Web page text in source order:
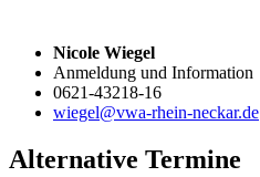
Nicole Wiegel
Anmeldung und Information
0621-43218-16
wiegel@vwa-rhein-neckar.de
Alternative Termine